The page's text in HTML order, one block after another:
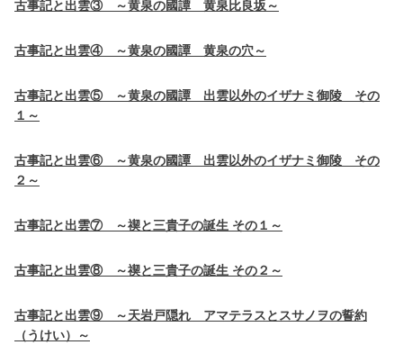
古事記と出雲③ ～黄泉の國譚 黄泉比良坂～
古事記と出雲④ ～黄泉の國譚 黄泉の穴～
古事記と出雲⑤ ～黄泉の國譚 出雲以外のイザナミ御陵 その
１～
古事記と出雲⑥ ～黄泉の國譚 出雲以外のイザナミ御陵 その
２～
古事記と出雲⑦ ～禊と三貴子の誕生 その１～
古事記と出雲⑧ ～禊と三貴子の誕生 その２～
古事記と出雲⑨ ～天岩戸隠れ アマテラスとスサノヲの誓約
（うけい）～